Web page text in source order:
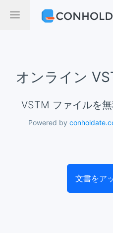
オンライン
VSTM ファイルを
Powered by
文書をア